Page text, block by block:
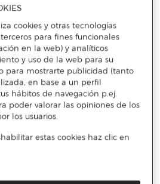
cookies y otras tecnologías
para fines funcionales
en la web) y analíticos
y uso de la web para su
para mostrarte publicidad (tanto
en base a un perfil
hábitos de navegación p.ej.
poder valorar las opiniones de los
los usuarios.
estas cookies haz clic en